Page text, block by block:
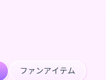
ファンアイテム